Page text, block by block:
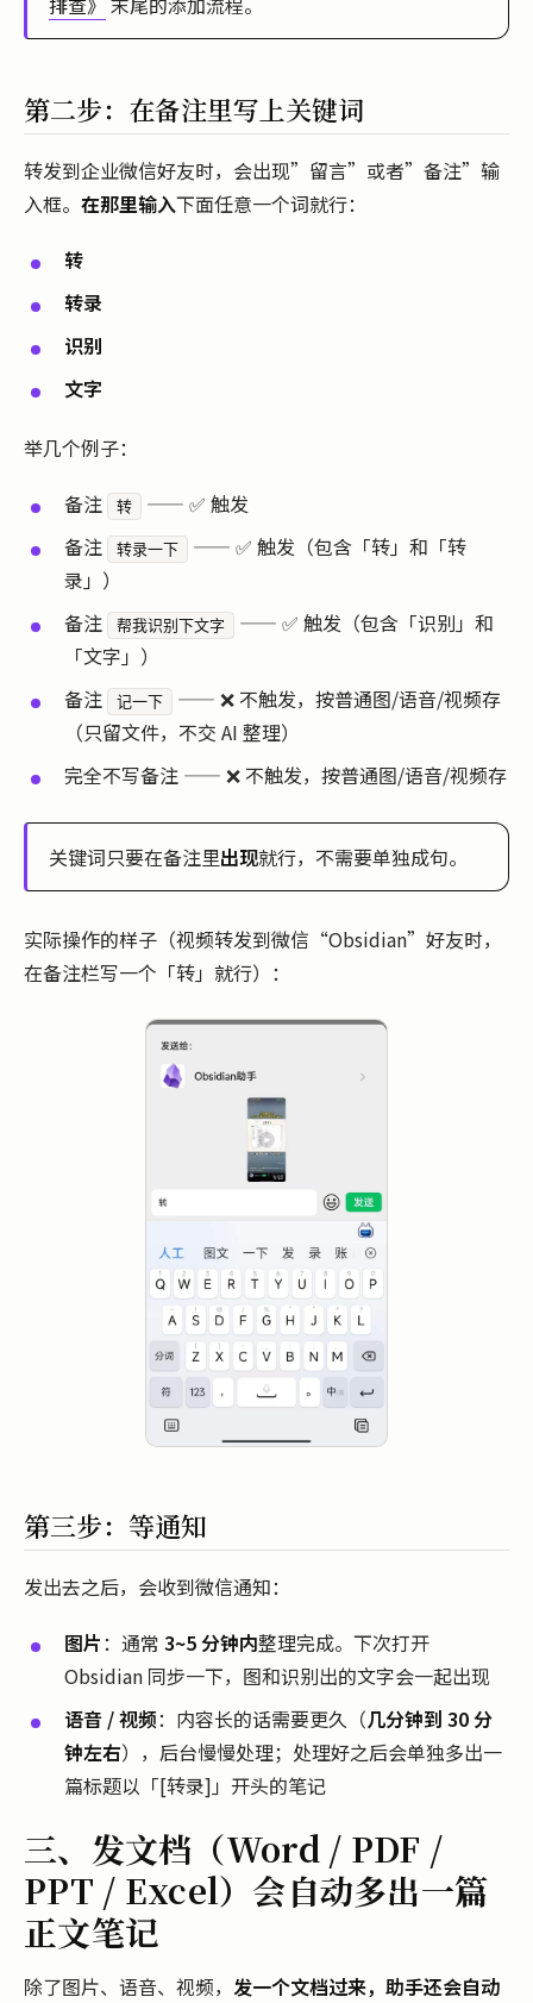
第二步：在备注里写上关键词
转发到企业微信好友时，会出现”留言”或者”备注”输
入框。 在那里输入下面任意一个词就行：
转
转录
识别
文字
举几个例子：
备注
转
—— ✅ 触发
备注
转录一下
—— ✅ 触发（包含「转」和「转
录」）
备注
帮我识别下文字
—— ✅ 触发（包含「识别」和
「文字」）
备注
记一下
—— ❌ 不触发，按普通图/语音/视频存
（只留文件，不交 AI 整理）
完全不写备注 —— ❌ 不触发，按普通图/语音/视频存
关键词只要在备注里出现就行，不需要单独成句。
实际操作的样子（视频转发到微信“Obsidian”好友时，
在备注栏写一个「转」就行）：
第三步：等通知
发出去之后，会收到微信通知：
图片：通常 3~5 分钟内整理完成。下次打开
Obsidian 同步一下，图和识别出的文字会一起出现
语音 / 视频：内容长的话需要更久（几分钟到 30 分
钟左右），后台慢慢处理；处理好之后会单独多出一
篇标题以「[转录]」开头的笔记
三、发文档（Word / PDF /
PPT / Excel）会自动多出一篇
正文笔记
除了图片、语音、视频， 发一个文档过来，助手还会自动